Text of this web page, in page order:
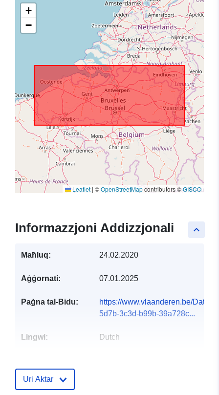
+
−
Leaflet | ©OpenStreetMapcontributors ©GISCO
keyboard_arrow_up
Informazzjoni Addizzjonali
Maħluq: 24.02.2020
Aġġornati: 07.01.2025
Paġna tal-Bidu:
https://www.vlaanderen.be/
5d7b-3c3d-b99b-39a728c...
Lingwi: Dutch
Uri Aktar